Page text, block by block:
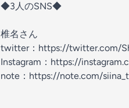
◆3人のSNS◆
椎名さん
twitter：https://twitter.com/
Instagram：https://
note：https://note.com/